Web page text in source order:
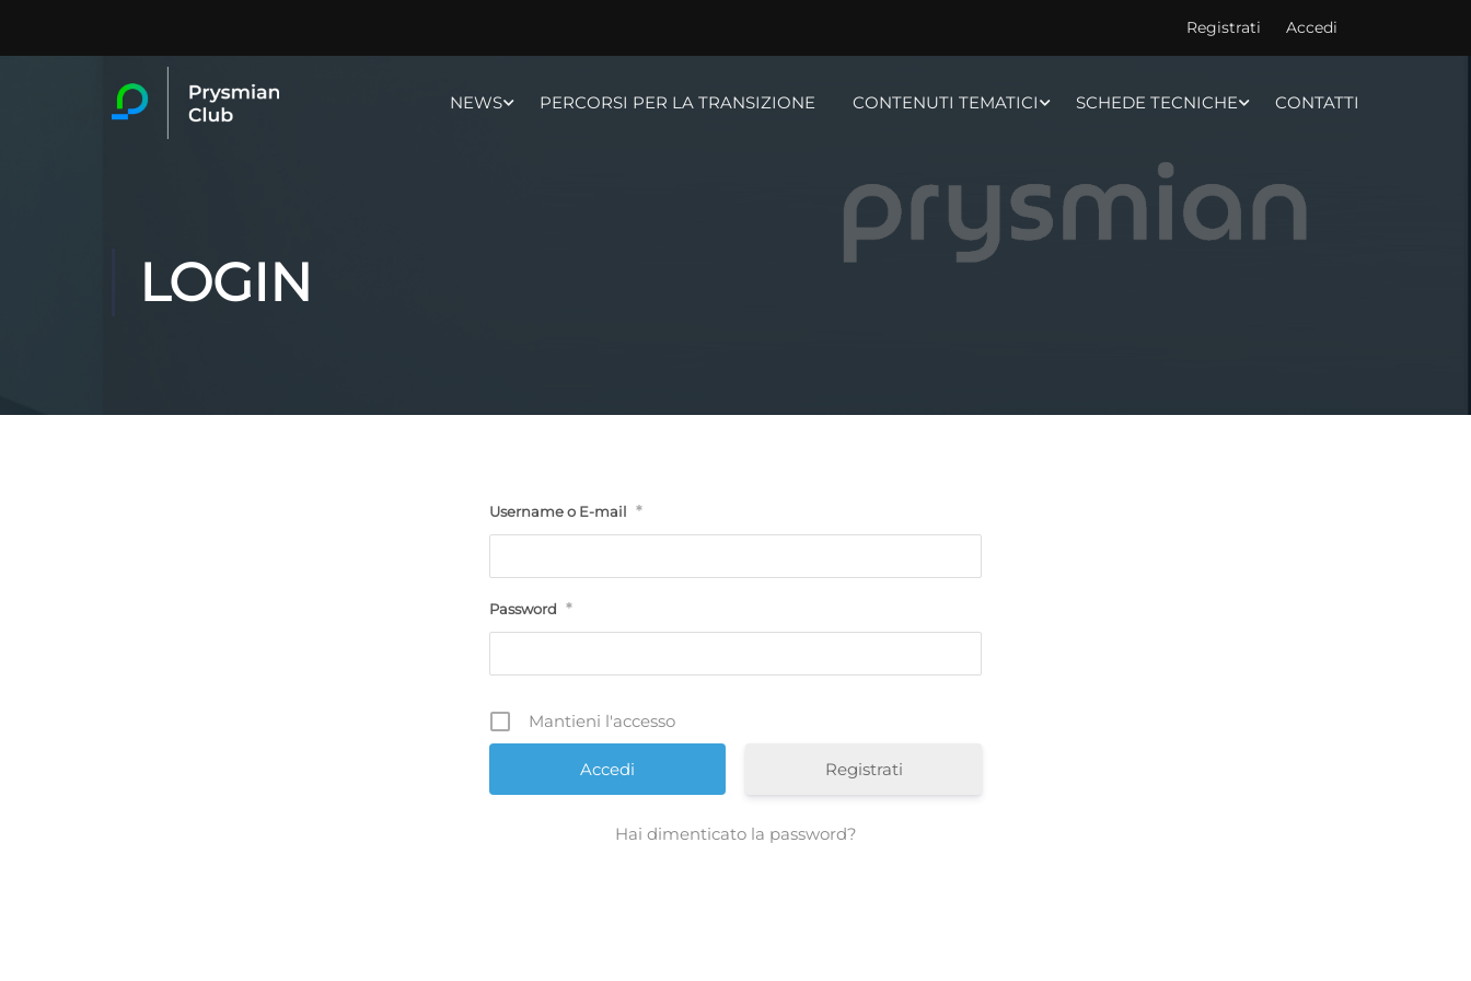
Registrati Accedi
NEWS PERCORSI PER LA TRANSIZIONE CONTENUTI TEMATICI SCHEDE TECNICHE CONTATTI
LOGIN
Username o E-mail *
Password *
Mantieni l'accesso
Registrati
Hai dimenticato la password?